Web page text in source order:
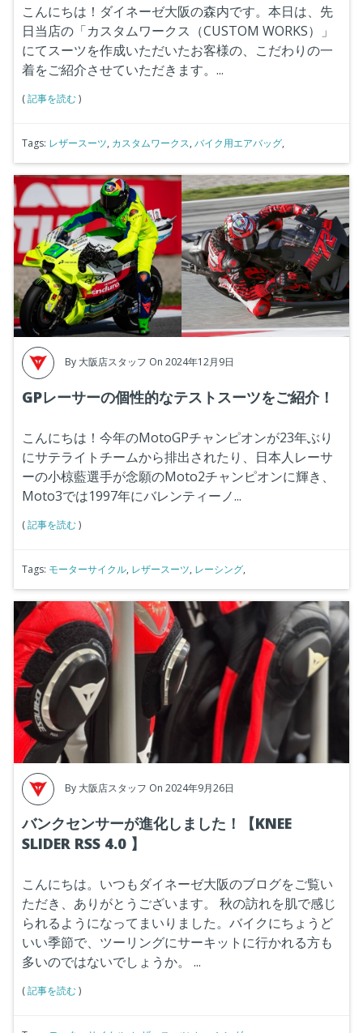
こんにちは！ダイネーゼ大阪の森内です。本日は、先
日当店の「カスタムワークス（CUSTOM WORKS）」
にてスーツを作成いただいたお客様の、こだわりの一
着をご紹介させていただきます。...
(記事を読む)
Tags: レザースーツ, カスタムワークス, バイク用エアバッグ,
By 大阪店スタッフ On 2024年12月9日
GPレーサーの個性的なテストスーツをご紹介！
こんにちは！今年のMotoGPチャンピオンが23年ぶり
にサテライトチームから排出されたり、日本人レーサ
ーの小椋藍選手が念願のMoto2チャンピオンに輝き、
Moto3では1997年にバレンティーノ...
(記事を読む)
Tags: モーターサイクル, レザースーツ, レーシング,
By 大阪店スタッフ On 2024年9月26日
バンクセンサーが進化しました！【KNEE
SLIDER RSS 4.0 】
こんにちは。いつもダイネーゼ大阪のブログをご覧い
ただき、ありがとうございます。
秋の訪れを肌で感じ
られるようになってまいりました。バイクにちょうど
いい季節で、ツーリングにサーキットに行かれる方も
多いのではないでしょうか。
...
(記事を読む)